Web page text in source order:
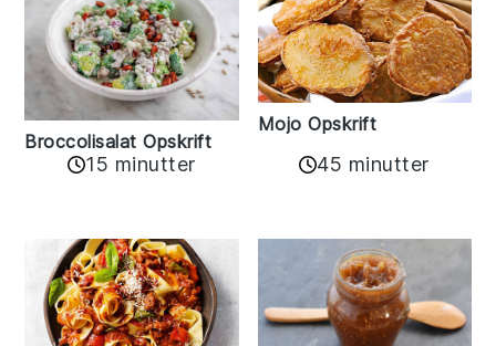
Broccolisalat Opskrift
15 minutter
Mojo Opskrift
45 minutter